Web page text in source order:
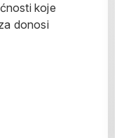
koje
donosi